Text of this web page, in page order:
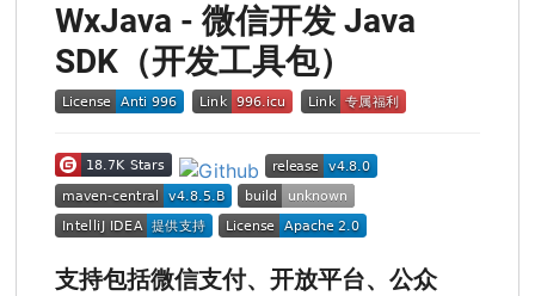
WxJava - 微信开发 Java
SDK（开发工具包）
支持包括微信支付、开放平台、公众